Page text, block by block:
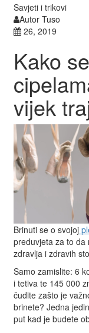
Savjeti i trikovi
Autor Tuso
26, 2019
Kako
vijek
Brinuti se o svojoj
preduvjeta za to da
zdravlja i zdravih
Samo zamislite: 6
i tetiva te 145 000
čudite zašto je
brinete? Jedna
put kad je budete